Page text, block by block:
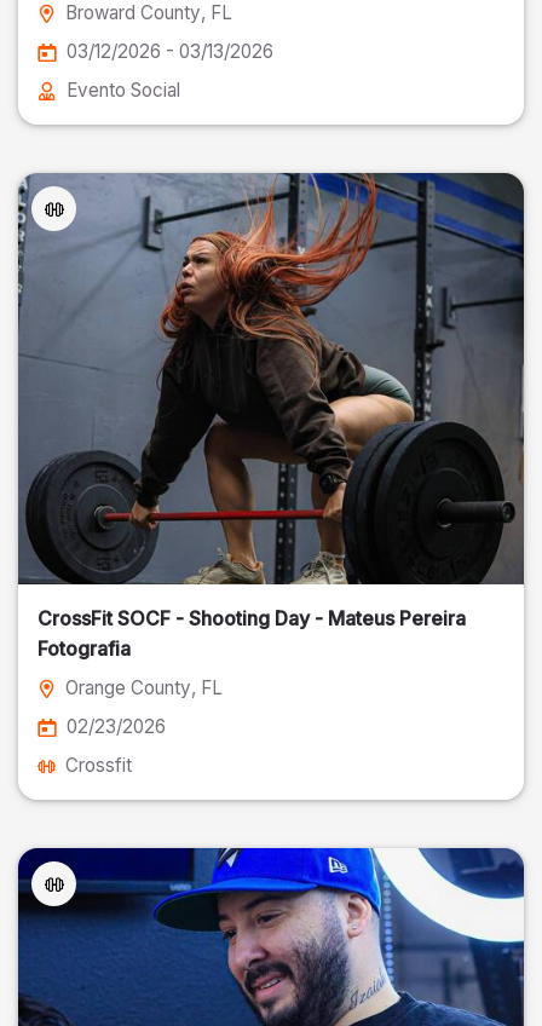
Broward County, FL
03/12/2026 - 03/13/2026
Evento Social
CrossFit SOCF - Shooting Day - Mateus Pereira
Fotografia
Orange County, FL
02/23/2026
Crossfit